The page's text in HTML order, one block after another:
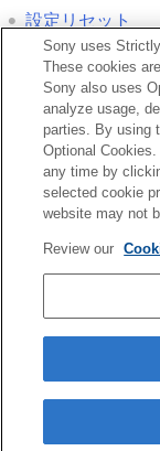
設定リセット
イル設定
お使いのカメラの本
ヘルプガイドをご覧
https://
Copyright 2024 Sony
Sony uses
These cookies
Sony also uses
analyze usage,
parties. By using
Optional
any time by
selected cookie
website may not
Review our